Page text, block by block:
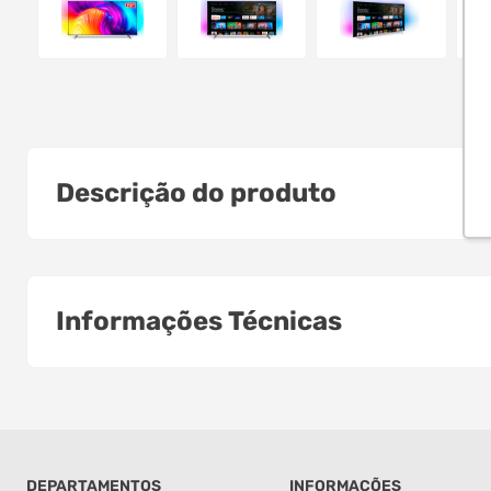
Descrição do produto
Informações Técnicas
DEPARTAMENTOS INFORMAÇÕES